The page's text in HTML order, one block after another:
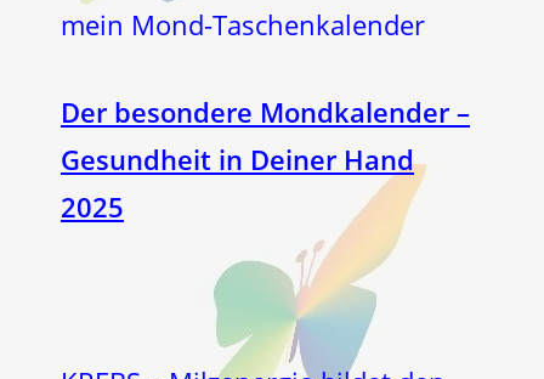
mein Mond-Taschenkalender
Der besondere Mondkalender –
Gesundheit in Deiner Hand
2025